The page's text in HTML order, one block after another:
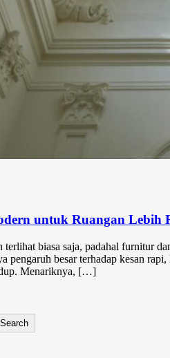
untuk Ruangan Lebih
terlihat biasa saja, padahal furnitur
pengaruh besar terhadap kesan
Menariknya, […]
Search